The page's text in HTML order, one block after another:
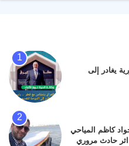
يغادر إلى
جواد كاظم المياحي
اثر حادث مروري